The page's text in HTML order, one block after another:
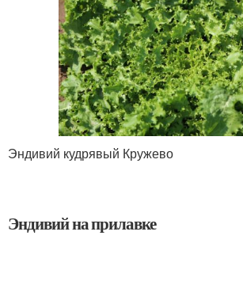
Эндивий кудрявый Кружево
Эндивий на прилавке